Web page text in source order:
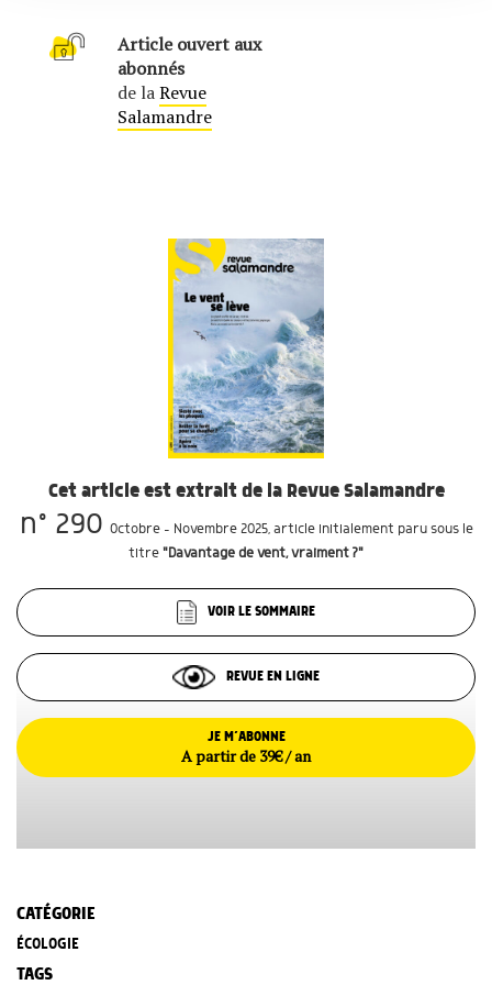
Article ouvert aux
abonnés
de laRevue
Salamandre
Cet article est extrait de la Revue Salamandre
n° 290 Octobre - Novembre 2025, article initialement paru sous le
titre "Davantage de vent, vraiment ?"
VOIR LE SOMMAIRE
REVUE EN LIGNE
JE M’ABONNE
A partir de 39€ / an
CATÉGORIE
ÉCOLOGIE
TAGS